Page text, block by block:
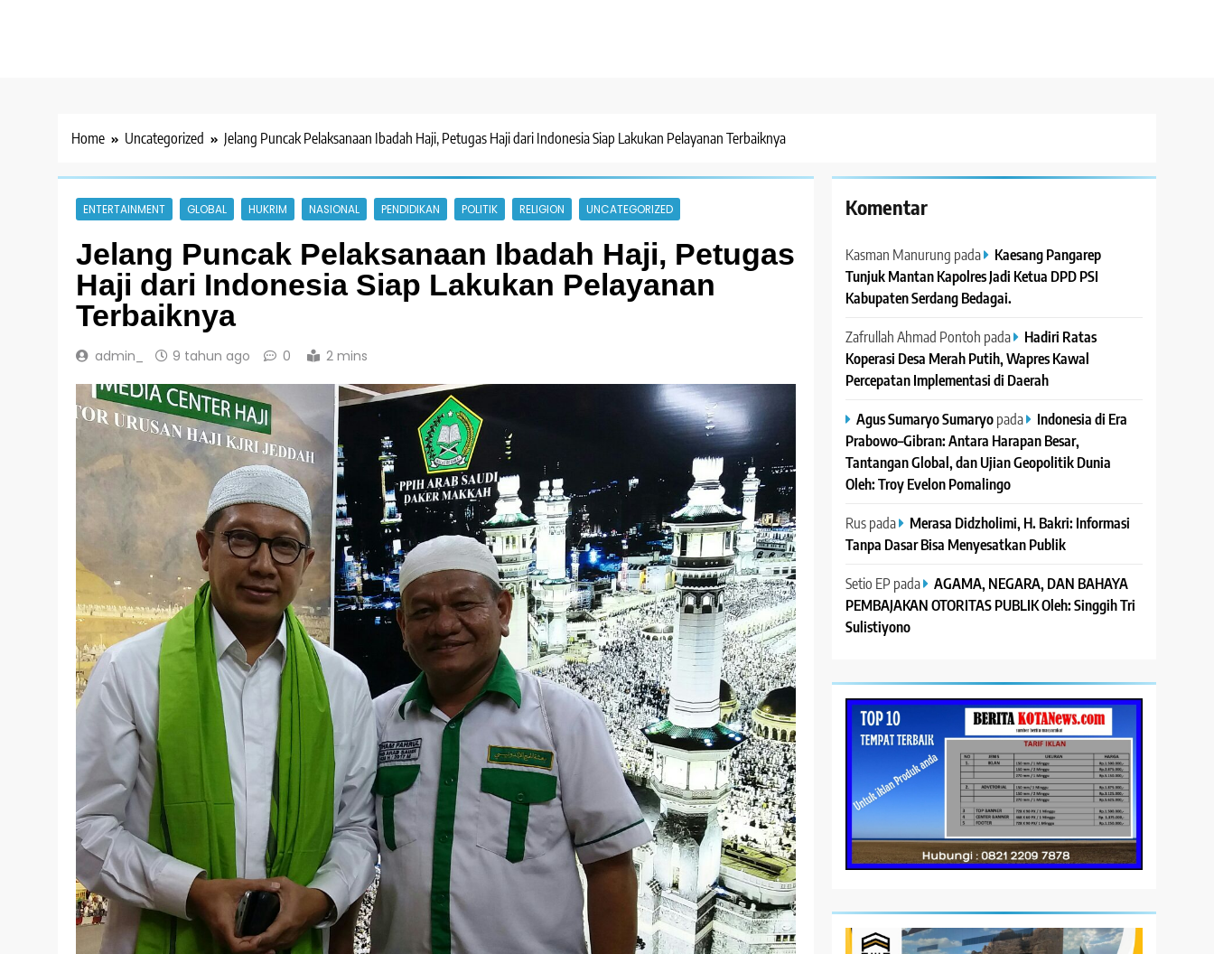
Home Uncategorized Jelang Puncak Pelaksanaan Ibadah Haji, Petugas Haji dari Indonesia Siap Lakukan Pelayanan Terbaiknya
ENTERTAINMENT GLOBAL HUKRIM NASIONAL PENDIDIKAN POLITIK RELIGION UNCATEGORIZED
Jelang Puncak Pelaksanaan Ibadah Haji, Petugas
Haji dari Indonesia Siap Lakukan Pelayanan
Terbaiknya
admin_ 9 tahun ago 0 2 mins
Komentar
Kasman Manurung pada
Kaesang Pangarep
Tunjuk Mantan Kapolres Jadi Ketua DPD PSI
Kabupaten Serdang Bedagai. ‎ ‎
Zafrullah Ahmad Pontoh pada
Hadiri Ratas
Koperasi Desa Merah Putih, Wapres Kawal
Percepatan Implementasi di Daerah
Agus Sumaryo Sumaryopada
Indonesia di Era
Prabowo–Gibran: Antara Harapan Besar,
Tantangan Global, dan Ujian Geopolitik Dunia
Oleh: Troy Evelon Pomalingo
Ruspada
Merasa Didzholimi, H. Bakri: Informasi
Tanpa Dasar Bisa Menyesatkan Publik
Setio EP pada AGAMA, NEGARA, DAN BAHAYA
PEMBAJAKAN OTORITAS PUBLIK Oleh: Singgih Tri
Sulistiyono